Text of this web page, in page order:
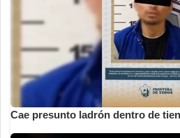
Cae presunto ladrón dentro de